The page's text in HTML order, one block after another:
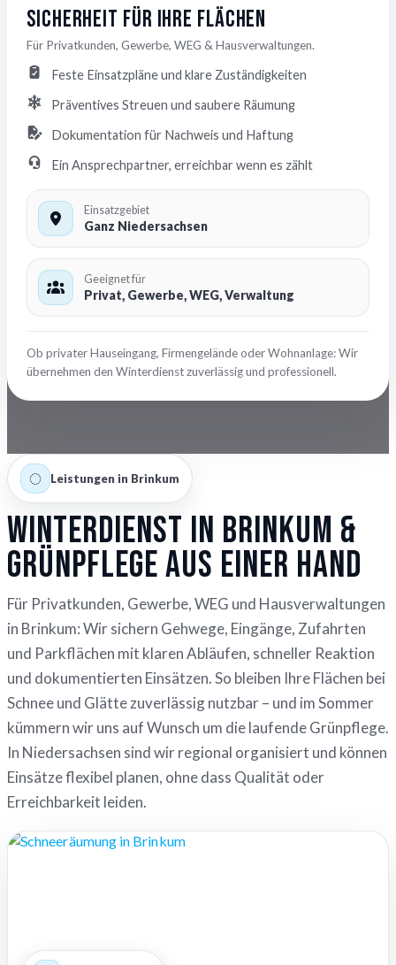
Sicherheit für Ihre Flächen
Für Privatkunden, Gewerbe, WEG & Hausverwaltungen.
Feste Einsatzpläne und klare Zuständigkeiten
Präventives Streuen und saubere Räumung
Dokumentation für Nachweis und Haftung
Ein Ansprechpartner, erreichbar wenn es zählt
Einsatzgebiet
Ganz Niedersachsen
Geeignet für
Privat, Gewerbe, WEG, Verwaltung
Ob privater Hauseingang, Firmengelände oder Wohnanlage: Wir
übernehmen den Winterdienst zuverlässig und professionell.
Leistungen in Brinkum
Winterdienst in Brinkum &
Grünpflege aus einer Hand
Für Privatkunden, Gewerbe, WEG und Hausverwaltungen
in Brinkum: Wir sichern Gehwege, Eingänge, Zufahrten
und Parkflächen mit klaren Abläufen, schneller Reaktion
und dokumentierten Einsätzen. So bleiben Ihre Flächen bei
Schnee und Glätte zuverlässig nutzbar – und im Sommer
kümmern wir uns auf Wunsch um die laufende Grünpflege.
In Niedersachsen sind wir regional organisiert und können
Einsätze flexibel planen, ohne dass Qualität oder
Erreichbarkeit leiden.